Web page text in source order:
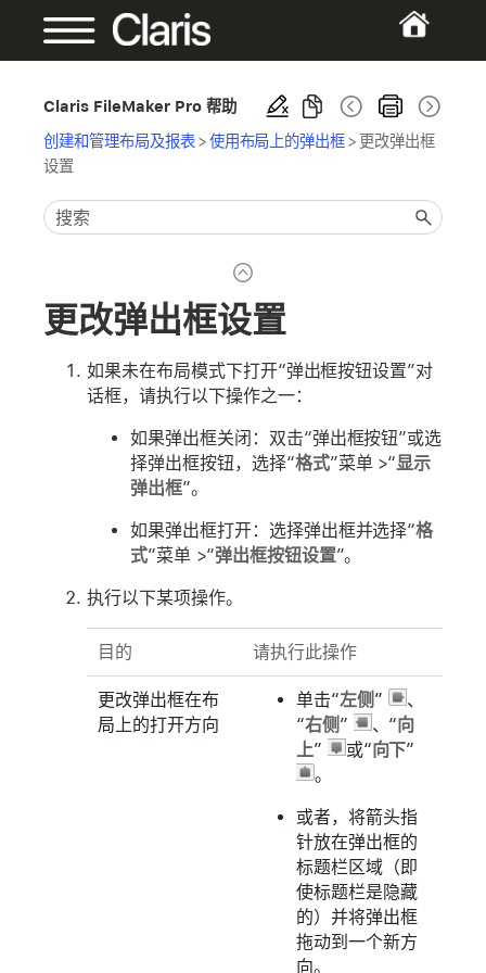
Claris FileMaker Pro 帮助
创建和管理布局及报表>使用布局上的弹出框> 更改弹出框
设置
更改弹出框设置
如果未在布局模式下打开“弹出框按钮设置”对
话框，请执行以下操作之一：
如果弹出框关闭：双击“弹出框按钮”或选
择弹出框按钮，选择“格式”菜单 >“显示
弹出框”。
如果弹出框打开：选择弹出框并选择“格
式”菜单 >“弹出框按钮设置”。
执行以下某项操作。
目的 请执行此操作
更改弹出框在布
局上的打开方向
单击“左侧 ”
、
“右侧 ” 、“向
上” 或“向下”
。
或者，将箭头指
针放在弹出框的
标题栏区域（即
使标题栏是隐藏
的）并将弹出框
拖动到一个新方
向。